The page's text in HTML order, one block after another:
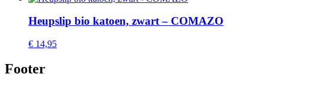
Heupslip bio katoen, zwart – COMAZO
€ 14,95
Footer